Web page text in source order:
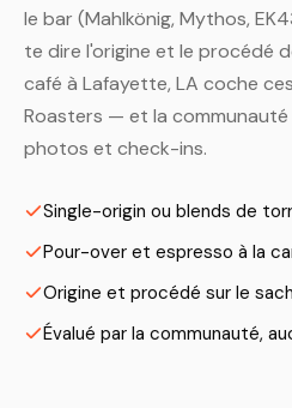
le bar (Mahlkönig, Mythos,
te dire l'origine et le procédé
café à Lafayette, LA coche
Roasters — et la communauté
photos et check-ins.
Single-origin ou blends de
Pour-over et espresso à la
Origine et procédé sur le
Évalué par la communauté,